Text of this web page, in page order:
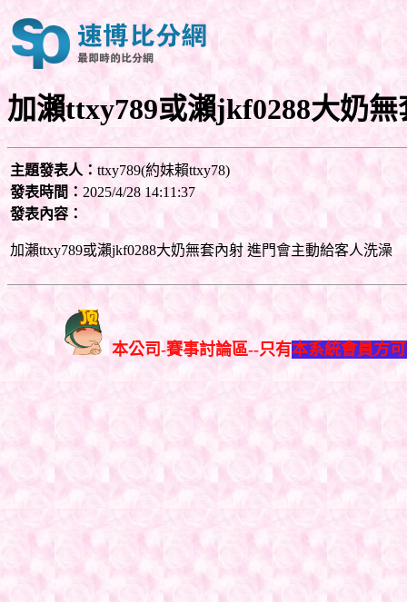
加瀨ttxy789或瀨jkf0288大奶
主題發表人： ttxy789(約妹賴ttxy78)
發表時間： 2025/4/28 14:11:37
發表內容：
加瀨ttxy789或瀨jkf0288大奶無套內射 進門會主動給客人洗澡
本公司-賽事討論區--只有本系統會員方